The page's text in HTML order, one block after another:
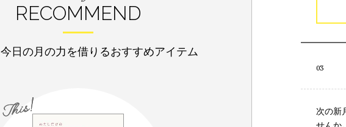
RECOMMEND
今日の月の力を借りるおすすめアイテム
次の新